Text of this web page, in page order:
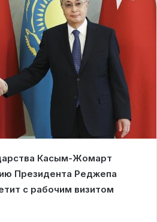
Касым-Жомарт
Президента Реджепа
с рабочим визитом